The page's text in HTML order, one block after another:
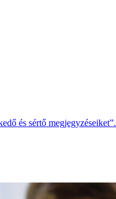
és sértő megjegyzéseiket”.